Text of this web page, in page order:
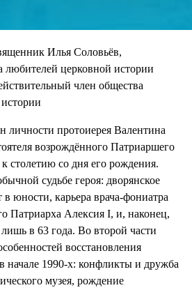
Илья Соловьёв,
любителей церковной истории
член общества
личности протоиерея Валентина
возрождённого Патриаршего
столетию со дня его рождения.
судьбе героя: дворянское
юности, карьера врача-фониатра
Патриарха Алексия I, и, наконец,
в 63 года. Во второй части
восстановления
начале 1990-х: конфликты и дружба
музея, рождение